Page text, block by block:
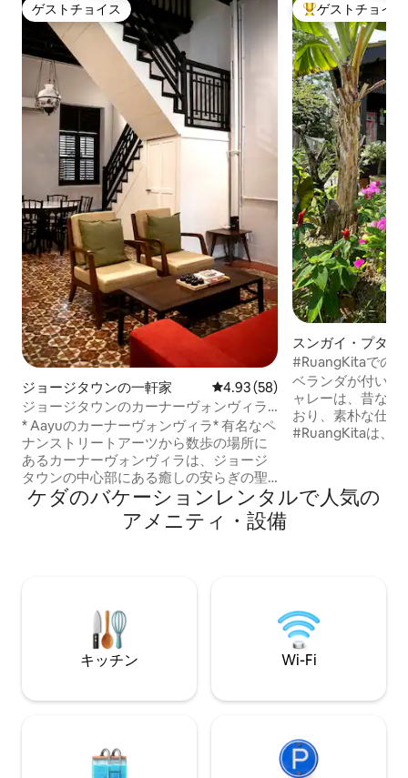
ゲストチョイス
ゲストチョイス
ジョージタウンの一軒家 レビュー58件、5つ星中4.93つ
4.93 (58)
ジョージタウンのカーナーヴォンヴィラ
にあるAAYUヘリテージホーム
* Aayuのカーナーヴォンヴィラ* 有名なペ
ナンストリートアーツから数歩の場所に
あるカーナーヴォンヴィラは、ジョージ
タウンの中心部にある癒しの安らぎの聖
域にゲストをお迎えします。 過去に静か
に敬意を表しながら、現代的なライフス
タイルに合うように慎重に修復され、再
Malaysia、Conde Nast Traveller、
Vogue、Tatler Asiaでも紹介されていま
大好評のゲスト
ゲストチョイス
スンガイ・プタニ
ハウス
#RuangKitaでの
たどる
ベランダが付いた
ャレーは、昔なが
おり、素朴な仕上
#RuangKitaは、
名様または小さ
です。 専用バス
ケダのバケーションレンタルで人気の
アメニティ・設備
キッチン Wi-Fi